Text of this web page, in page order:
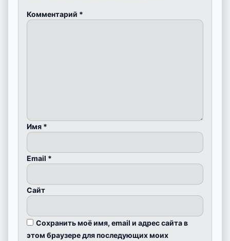
Комментарий *
Имя *
Email *
Сайт
Сохранить моё имя, email и адрес сайта в
этом браузере для последующих моих